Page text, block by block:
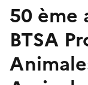
50 ème
BTSA